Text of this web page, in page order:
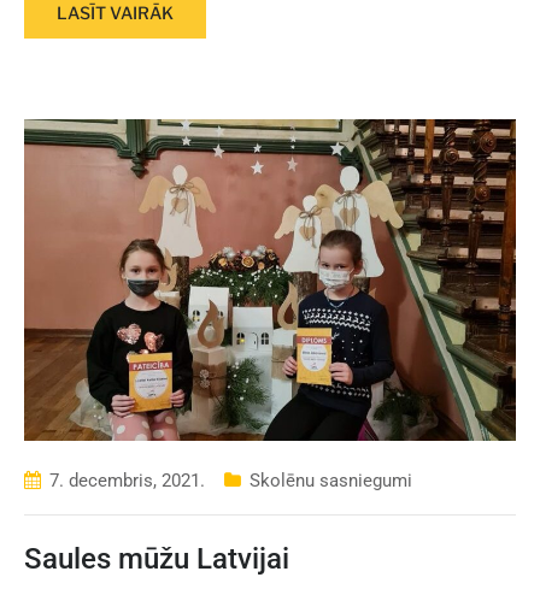
LASĪT VAIRĀK
7. decembris, 2021. Skolēnu sasniegumi
Saules mūžu Latvijai